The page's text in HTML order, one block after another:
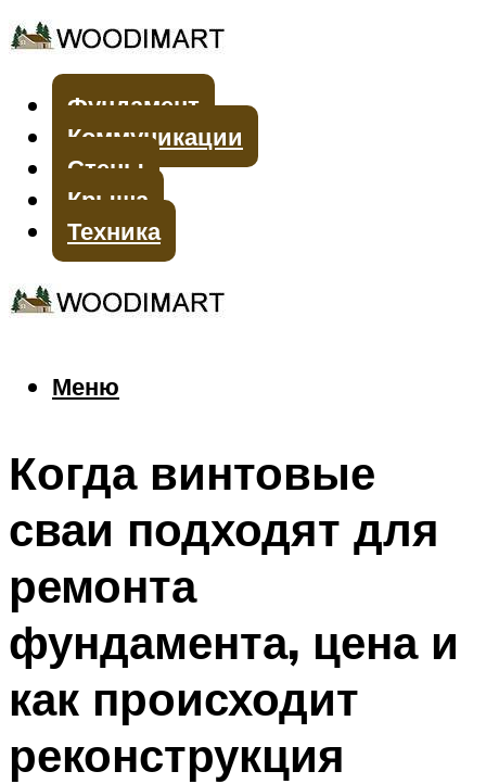
Фундамент
Коммуникации
Стены
Крыша
Техника
Меню
Меню
Когда винтовые
сваи подходят для
ремонта
фундамента, цена и
как происходит
реконструкция